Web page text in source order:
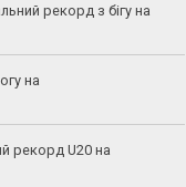
рекорд з бігу на
на
рекорд U20 на